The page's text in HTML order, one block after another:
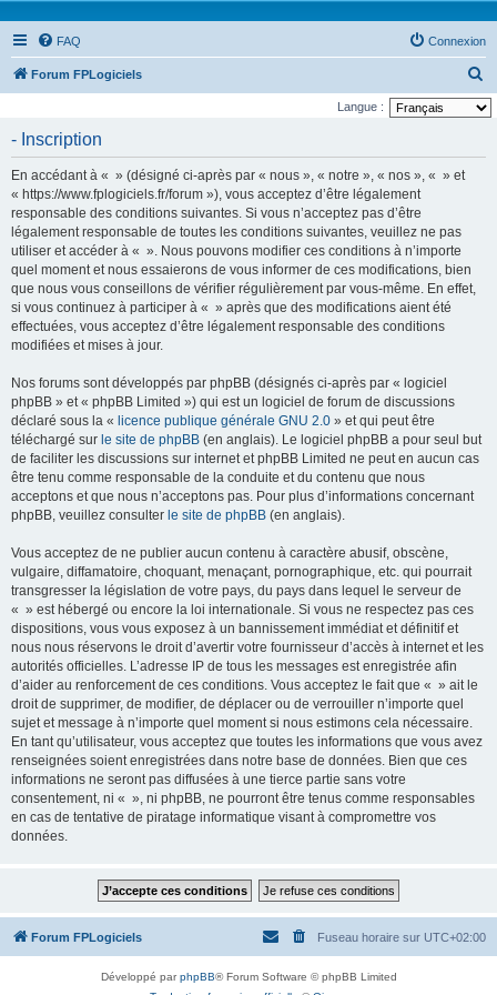
FAQ Connexion
Forum FPLogiciels
e
Langue :
- Inscription
En accédant à « » (désigné ci-après par « nous », « notre », « nos », « » et
« https://www.fplogiciels.fr/forum »), vous acceptez d’être légalement
responsable des conditions suivantes. Si vous n’acceptez pas d’être
légalement responsable de toutes les conditions suivantes, veuillez ne pas
utiliser et accéder à « ». Nous pouvons modifier ces conditions à n’importe
quel moment et nous essaierons de vous informer de ces modifications, bien
que nous vous conseillons de vérifier régulièrement par vous-même. En effet,
si vous continuez à participer à « » après que des modifications aient été
effectuées, vous acceptez d’être légalement responsable des conditions
modifiées et mises à jour.
Nos forums sont développés par phpBB (désignés ci-après par « logiciel
phpBB » et « phpBB Limited ») qui est un logiciel de forum de discussions
déclaré sous la « licence publique générale GNU 2.0 » et qui peut être
téléchargé sur le site de phpBB (en anglais). Le logiciel phpBB a pour seul but
de faciliter les discussions sur internet et phpBB Limited ne peut en aucun cas
être tenu comme responsable de la conduite et du contenu que nous
acceptons et que nous n’acceptons pas. Pour plus d’informations concernant
phpBB, veuillez consulter le site de phpBB (en anglais).
Vous acceptez de ne publier aucun contenu à caractère abusif, obscène,
vulgaire, diffamatoire, choquant, menaçant, pornographique, etc. qui pourrait
transgresser la législation de votre pays, du pays dans lequel le serveur de
« » est hébergé ou encore la loi internationale. Si vous ne respectez pas ces
dispositions, vous vous exposez à un bannissement immédiat et définitif et
nous nous réservons le droit d’avertir votre fournisseur d’accès à internet et les
autorités officielles. L’adresse IP de tous les messages est enregistrée afin
d’aider au renforcement de ces conditions. Vous acceptez le fait que « » ait le
droit de supprimer, de modifier, de déplacer ou de verrouiller n’importe quel
sujet et message à n’importe quel moment si nous estimons cela nécessaire.
En tant qu’utilisateur, vous acceptez que toutes les informations que vous avez
renseignées soient enregistrées dans notre base de données. Bien que ces
informations ne seront pas diffusées à une tierce partie sans votre
consentement, ni « », ni phpBB, ne pourront être tenus comme responsables
en cas de tentative de piratage informatique visant à compromettre vos
données.
Forum FPLogiciels Fuseau horaire sur UTC+02:00
Développé parphpBB® Forum Software © phpBB Limited